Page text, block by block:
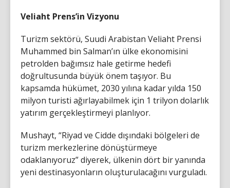
Veliaht Prens’in Vizyonu
Turizm sektörü, Suudi Arabistan Veliaht Prensi
Muhammed bin Salman’ın ülke ekonomisini
petrolden bağımsız hale getirme hedefi
doğrultusunda büyük önem taşıyor. Bu
kapsamda hükümet, 2030 yılına kadar yılda 150
milyon turisti ağırlayabilmek için 1 trilyon dolarlık
yatırım gerçekleştirmeyi planlıyor.
Mushayt, “Riyad ve Cidde dışındaki bölgeleri de
turizm merkezlerine dönüştürmeye
odaklanıyoruz” diyerek, ülkenin dört bir yanında
yeni destinasyonların oluşturulacağını vurguladı.